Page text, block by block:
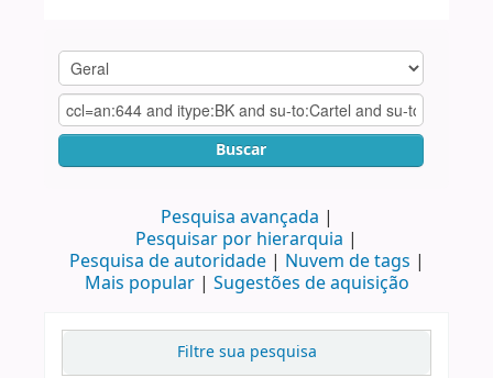
Buscar
Pesquisa avançada
Pesquisar por hierarquia
Pesquisa de autoridade
Nuvem de tags
Mais popular
Sugestões de aquisição
Filtre sua pesquisa